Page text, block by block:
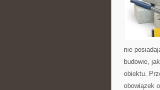
nie
budowie,
obiektu.
obowiązek